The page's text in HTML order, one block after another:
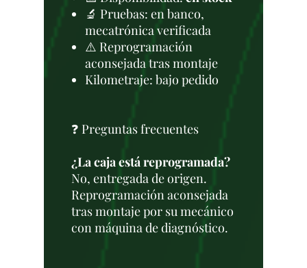
🔬 Pruebas: en banco,
mecatrónica verificada
⚠️ Reprogramación
aconsejada tras montaje
Kilometraje: bajo pedido
❓ Preguntas frecuentes
¿La caja está reprogramada?
No, entregada de origen.
Reprogramación aconsejada
tras montaje por su mecánico
con máquina de diagnóstico.